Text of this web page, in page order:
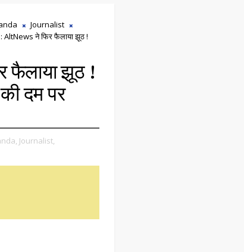
Journalist
ने फिर फैलाया झूठ !
फैलाया झूठ !
दम पर
Journalist,